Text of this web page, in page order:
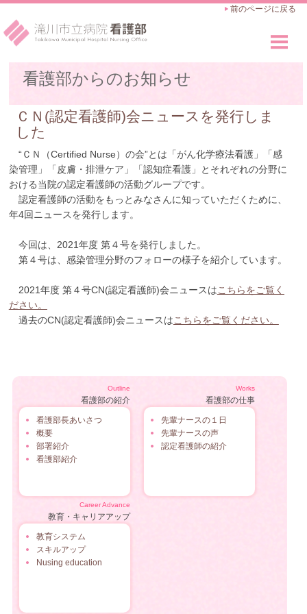
前のページに戻る
看護部のご紹介
Outline
看護師の仕事
Works
Career Advance
採用のご案内
Recruit
看護部からのお知らせ
ＣＮ(認定看護師)会ニュースを発行しま
した
“ＣＮ（Certified Nurse）の会”とは「がん化学療法看護」「感
染管理」「皮膚・排泄ケア」「認知症看護」とそれぞれの分野に
おける当院の認定看護師の活動グループです。
認定看護師の活動をもっとみなさんに知っていただくために、
年4回ニュースを発行します。
今回は、2021年度 第４号を発行しました。
第４号は、感染管理分野のフォローの様子を紹介しています。
2021年度 第４号CN(認定看護師)会ニュースはこちらをご覧く
ださい。
過去のCN(認定看護師)会ニュースはこちらをご覧ください。
Outline
看護部の紹介
看護部長あいさつ
概要
部署紹介
看護部紹介
Works
看護部の仕事
先輩ナースの１日
先輩ナースの声
認定看護師の紹介
Career Advance
教育・キャリアアップ
教育システム
スキルアップ
Nusing education